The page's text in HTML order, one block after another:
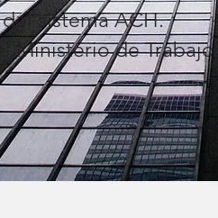
sistema ACH.
Ministerio de Trabajo